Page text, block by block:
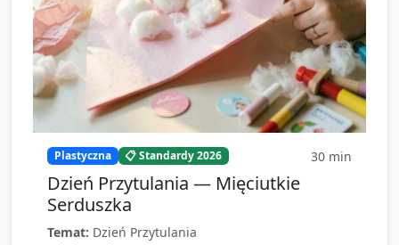
Plastyczna 📋 Standardy 2026 30 min
Dzień Przytulania — Mięciutkie
Serduszka
Temat: Dzień Przytulania